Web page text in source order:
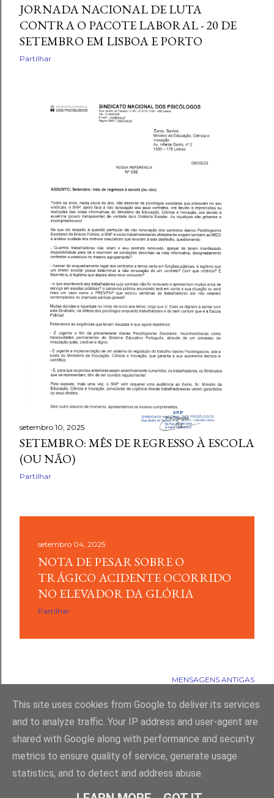
JORNADA NACIONAL DE LUTA
CONTRA O PACOTE LABORAL - 20 DE
SETEMBRO EM LISBOA E PORTO
Partilhar
setembro 10, 2025
SETEMBRO: MÊS DE REGRESSO À ESCOLA
(OU NÃO)
Partilhar
setembro 04, 2025
NOTA DE PESAR SOBRE O
TRÁGICO ACIDENTE OCORRIDO
NO ELEVADOR DA GLÓRIA
Partilhar
MENSAGENS ANTIGAS
Com tecnologia do Blogger
(c) SNP
This site uses cookies from Google to deliver its services
and to analyze traffic. Your IP address and user-agent are
shared with Google along with performance and security
metrics to ensure quality of service, generate usage
statistics, and to detect and address abuse.